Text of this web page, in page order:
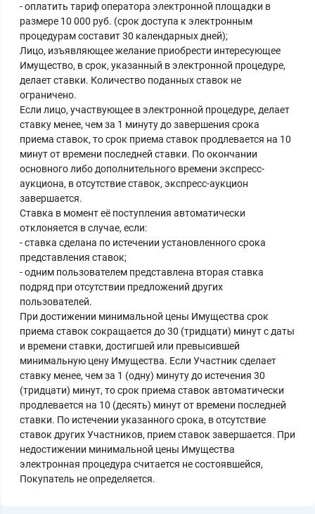
- оплатить тариф оператора электронной площадки в
размере 10 000 руб. (срок доступа к электронным
процедурам составит 30 календарных дней);
Лицо, изъявляющее желание приобрести интересующее
Имущество, в срок, указанный в электронной процедуре,
делает ставки. Количество поданных ставок не
ограничено.
Если лицо, участвующее в электронной процедуре, делает
ставку менее, чем за 1 минуту до завершения срока
приема ставок, то срок приема ставок продлевается на 10
минут от времени последней ставки. По окончании
основного либо дополнительного времени экспресс-
аукциона, в отсутствие ставок, экспресс-аукцион
завершается.
Ставка в момент её поступления автоматически
отклоняется в случае, если:
- ставка сделана по истечении установленного срока
представления ставок;
- одним пользователем представлена вторая ставка
подряд при отсутствии предложений других
пользователей.
При достижении минимальной цены Имущества срок
приема ставок сокращается до 30 (тридцати) минут с даты
и времени ставки, достигшей или превысившей
минимальную цену Имущества. Если Участник сделает
ставку менее, чем за 1 (одну) минуту до истечения 30
(тридцати) минут, то срок приема ставок автоматически
продлевается на 10 (десять) минут от времени последней
ставки. По истечении указанного срока, в отсутствие
ставок других Участников, прием ставок завершается. При
недостижении минимальной цены Имущества
электронная процедура считается не состоявшейся,
Покупатель не определяется.